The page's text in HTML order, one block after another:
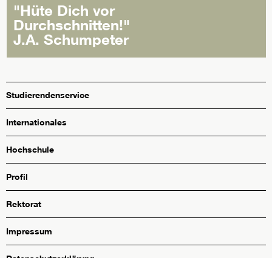
"Hüte Dich vor
Durchschnitten!"
J.A. Schumpeter
Studierendenservice
Internationales
Hochschule
Profil
Rektorat
Impressum